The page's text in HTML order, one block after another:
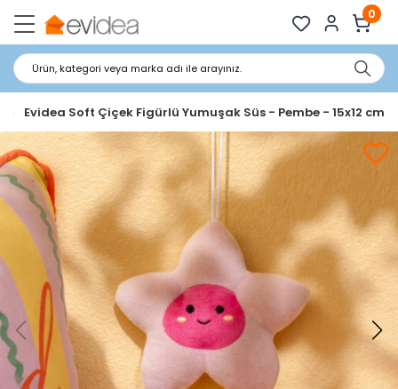
0
Ürün, kategori veya marka adı ile arayınız.
Evidea Soft Çiçek Figürlü Yumuşak Süs - Pembe - 15x12 cm